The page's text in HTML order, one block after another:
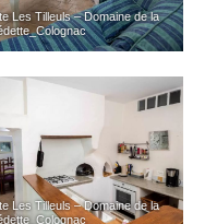
Les Tilleuls – Domaine de la
Les Tilleuls – Domaine de la